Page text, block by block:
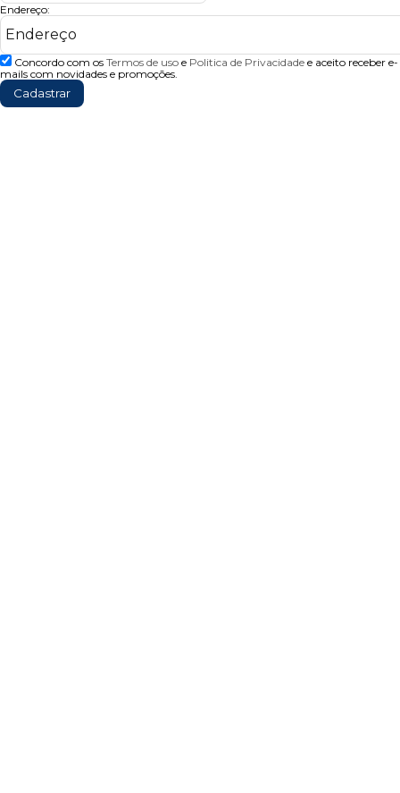
Endereço:
Concordo com os Termos de uso e Politica de Privacidade e aceito receber e-
mails com novidades e promoções.
Cadastrar